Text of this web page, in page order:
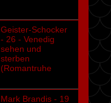
Geister-Schocker
- 26 - Venedig
sehen und
sterben
(Romantruhe
Mark Brandis - 19